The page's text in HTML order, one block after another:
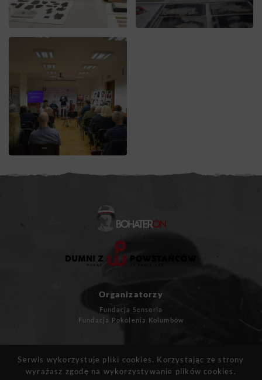
Serwis wykorzystuje pliki cookies. Korzystając ze strony
wyrażasz zgodę na wykorzystywanie plików cookies.
Organizatorzy
Fundacja Sensoria
Fundacja Pokolenia Kolumbów
kontakt@bohateron.pl